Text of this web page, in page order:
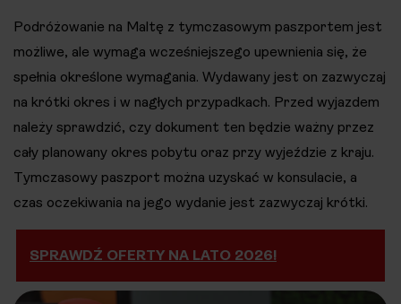
Podróżowanie na Maltę z tymczasowym paszportem jest
możliwe, ale wymaga wcześniejszego upewnienia się, że
spełnia określone wymagania. Wydawany jest on zazwyczaj
na krótki okres i w nagłych przypadkach. Przed wyjazdem
należy sprawdzić, czy dokument ten będzie ważny przez
cały planowany okres pobytu oraz przy wyjeździe z kraju.
Tymczasowy paszport można uzyskać w konsulacie, a
czas oczekiwania na jego wydanie jest zazwyczaj krótki​.
SPRAWDŹ OFERTY NA LATO 2026!